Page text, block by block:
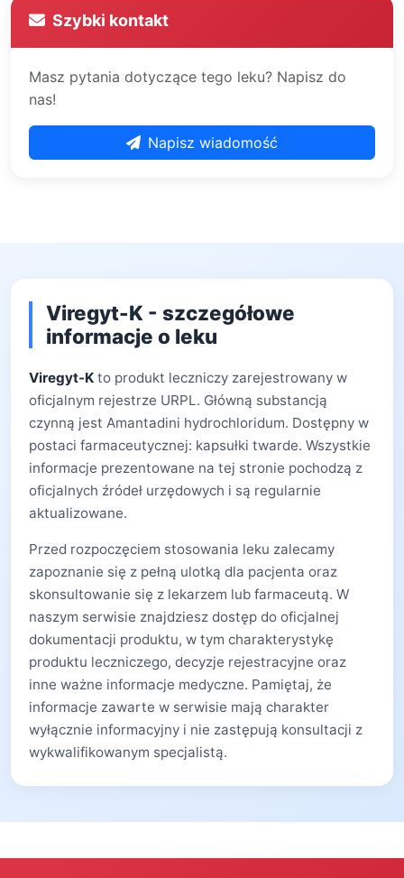
Szybki kontakt
Masz pytania dotyczące tego leku? Napisz do
nas!
Napisz wiadomość
Viregyt-K - szczegółowe
informacje o leku
Viregyt-K to produkt leczniczy zarejestrowany w
oficjalnym rejestrze URPL. Główną substancją
czynną jest Amantadini hydrochloridum. Dostępny w
postaci farmaceutycznej: kapsułki twarde. Wszystkie
informacje prezentowane na tej stronie pochodzą z
oficjalnych źródeł urzędowych i są regularnie
aktualizowane.
Przed rozpoczęciem stosowania leku zalecamy
zapoznanie się z pełną ulotką dla pacjenta oraz
skonsultowanie się z lekarzem lub farmaceutą. W
naszym serwisie znajdziesz dostęp do oficjalnej
dokumentacji produktu, w tym charakterystykę
produktu leczniczego, decyzje rejestracyjne oraz
inne ważne informacje medyczne. Pamiętaj, że
informacje zawarte w serwisie mają charakter
wyłącznie informacyjny i nie zastępują konsultacji z
wykwalifikowanym specjalistą.